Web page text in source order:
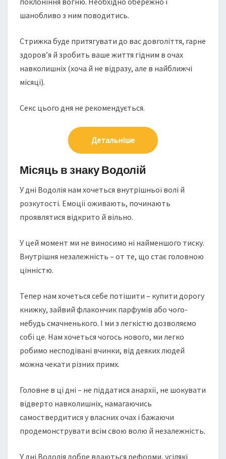
шанобливо з ним поводитись.
Стрижка буде притягувати до вас довголіття, гарне
здоров’я й зробить ваше життя гідним в очах
навколишніх (хоча й не відразу, але в найближчі
місяці).
Секс цього дня не рекомендується.
Детальніше
Місяць в знаку Водолій
У дні Водолія нам хочеться внутрішньої волі й
розкутості. Емоції оживають, починають
проявлятися відкрито й вільно.
У цей момент ми не виносимо ні найменшого тиску.
Внутрішня незалежність – от те, що стає головною
цінністю.
Тепер нам хочеться себе потішити – купити дорогу
книжку, зайвий флакончик парфумів або чого-
небудь смачненького. І ми з легкістю дозволяємо
собі це. Нам хочеться чогось нового, ми легко
робимо несподівані вчинки, від деяких людей
можна чекати різних примх.
Головне в ці дні – не піддатися анархії, не шокувати
відверто навколишніх, намагаючись
самоствердитися у власних очах і бажаючи
продемонструвати всім свою волю й незалежність.
У дні Водолія добре вдаються реформи, усілякі